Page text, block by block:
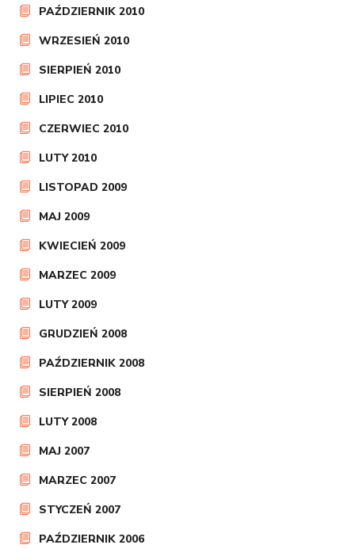
PAŹDZIERNIK 2010
WRZESIEŃ 2010
SIERPIEŃ 2010
LIPIEC 2010
CZERWIEC 2010
LUTY 2010
LISTOPAD 2009
MAJ 2009
KWIECIEŃ 2009
MARZEC 2009
LUTY 2009
GRUDZIEŃ 2008
PAŹDZIERNIK 2008
SIERPIEŃ 2008
LUTY 2008
MAJ 2007
MARZEC 2007
STYCZEŃ 2007
PAŹDZIERNIK 2006